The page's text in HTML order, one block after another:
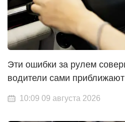
Эти ошибки за рулем
водители сами
10:09 09 августа 2026